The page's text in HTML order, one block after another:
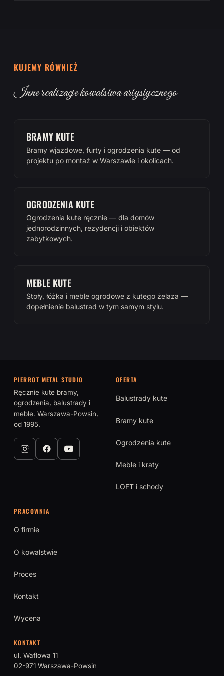
KUJEMY RÓWNIEŻ
Inne realizacje kowalstwa artystycznego
BRAMY KUTE
Bramy wjazdowe, furty i ogrodzenia kute — od
projektu po montaż w Warszawie i okolicach.
OGRODZENIA KUTE
Ogrodzenia kute ręcznie — dla domów
jednorodzinnych, rezydencji i obiektów
zabytkowych.
MEBLE KUTE
Stoły, łóżka i meble ogrodowe z kutego żelaza —
dopełnienie balustrad w tym samym stylu.
PIERROT METAL STUDIO
Ręcznie kute bramy,
ogrodzenia, balustrady i
meble. Warszawa-Powsin,
od 1995.
OFERTA
Balustrady kute
Bramy kute
Ogrodzenia kute
Meble i kraty
LOFT i schody
PRACOWNIA
O firmie
O kowalstwie
Proces
Kontakt
Wycena
KONTAKT
ul. Waflowa 11
02-971 Warszawa-Powsin